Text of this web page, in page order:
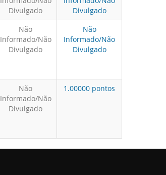
Divulgado
Divulgado
Não
Informado/Não
Divulgado
Não
Informado/Não
Divulgado
Não
Informado/Não
Divulgado
1.00000 pontos